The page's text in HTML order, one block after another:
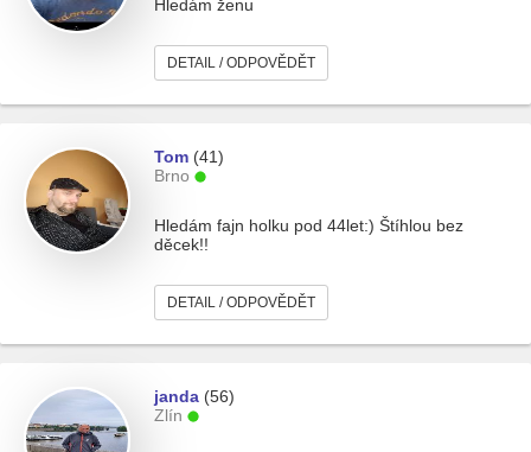
Hledám ženu
DETAIL / ODPOVĚDĚT
Tom (41)
Brno
Hledám fajn holku pod 44let:) Štíhlou bez
děcek!!
DETAIL / ODPOVĚDĚT
janda (56)
Zlín